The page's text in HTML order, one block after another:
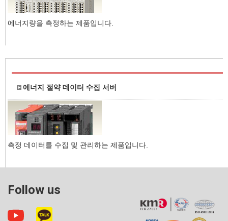
에너지량을 측정하는 제품입니다.
에너지 절약 데이터 수집 서버
측정 데이터를 수집 및 관리하는 제품입니다.
Follow us